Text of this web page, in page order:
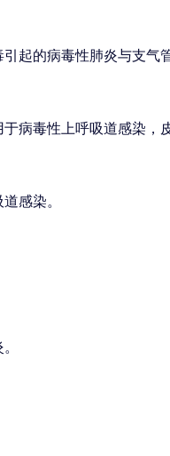
起的病毒性肺炎与支气
病毒性上呼吸道感染，
感染。